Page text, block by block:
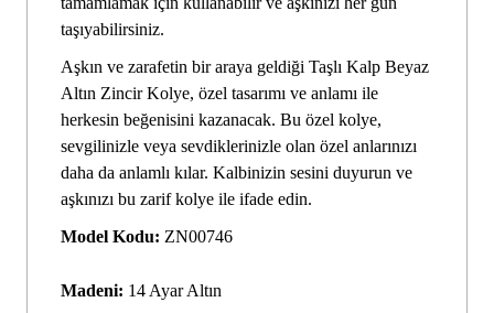
taşıyabilirsiniz.
Aşkın ve zarafetin bir araya geldiği Taşlı Kalp Beyaz
Altın Zincir Kolye, özel tasarımı ve anlamı ile
herkesin beğenisini kazanacak. Bu özel kolye,
sevgilinizle veya sevdiklerinizle olan özel anlarınızı
daha da anlamlı kılar. Kalbinizin sesini duyurun ve
aşkınızı bu zarif kolye ile ifade edin.
Model Kodu: ZN00746
Madeni: 14 Ayar Altın